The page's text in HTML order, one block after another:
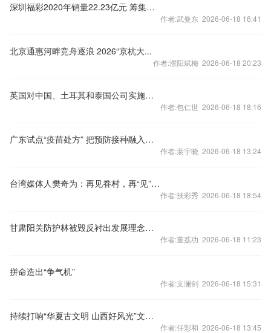
深圳福彩2020年销量22.23亿元 筹集公益金6.99亿元
作者:武曼东 2026-06-18 16:41
北京通惠河畔竞舟逐浪 2026“京杭大...
作者:濮阳斌梅 2026-06-18 20:23
英国对中国、土耳其和泰国公司实施反俄制裁
作者:包仁世 2026-06-18 18:16
广东试点“疫苗处方” 把预防接种融入日常诊疗
作者:裴宇晓 2026-06-18 13:24
台湾媒体人樊奇为：再见眷村，再“见”眷村
作者:扶彩秀 2026-06-18 18:54
甘肃阳关防护林被毁反衬出发展理念走偏
作者:董荔功 2026-06-18 11:23
拼命造出“争气机”
作者:支澜剑 2026-06-18 15:31
持续打响“华夏古文明 山西好风光”文旅品牌
作者:任彩和 2026-06-18 13:45